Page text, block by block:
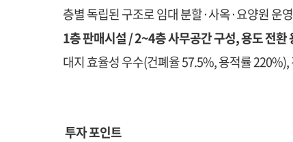
층별 독립된 구조로 임대 분할·사옥·요양원 운
1층 판매시설 / 2~4층 사무공간 구성, 용도 전환
대지 효율성 우수(건폐율 57.5%, 용적률 220%),
투자 포인트